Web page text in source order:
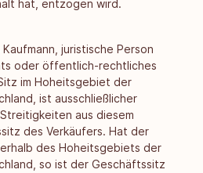
hat, entzogen wird.
juristische Person
oder öffentlich-rechtliches
im Hoheitsgebiet der
ist ausschließlicher
aus diesem
des Verkäufers. Hat der
des Hoheitsgebiets der
so ist der Geschäftssitz